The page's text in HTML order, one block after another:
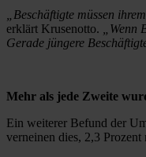
„Beschäftigte müssen
erklärt Krusenotto.
Gerade jüngere
Mehr als jede Zweite
Ein weiterer Befund der
verneinen dies, 2,3 Prozent